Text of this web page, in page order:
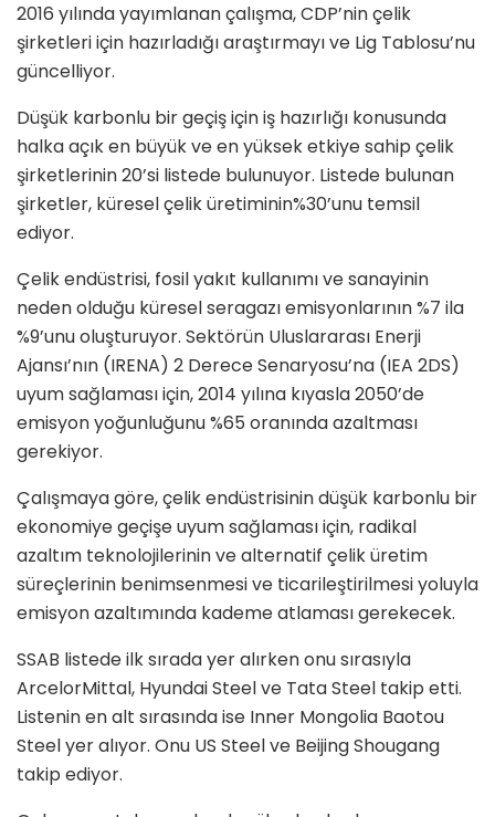
2016 yılında yayımlanan çalışma, CDP’nin çelik
şirketleri için hazırladığı araştırmayı ve Lig Tablosu’nu
güncelliyor.
Düşük karbonlu bir geçiş için iş hazırlığı konusunda
halka açık en büyük ve en yüksek etkiye sahip çelik
şirketlerinin 20’si listede bulunuyor. Listede bulunan
şirketler, küresel çelik üretiminin%30’unu temsil
ediyor.
Çelik endüstrisi, fosil yakıt kullanımı ve sanayinin
neden olduğu küresel seragazı emisyonlarının %7 ila
%9’unu oluşturuyor. Sektörün Uluslararası Enerji
Ajansı’nın (IRENA) 2 Derece Senaryosu’na (IEA 2DS)
uyum sağlaması için, 2014 yılına kıyasla 2050’de
emisyon yoğunluğunu %65 oranında azaltması
gerekiyor.
Çalışmaya göre, çelik endüstrisinin düşük karbonlu bir
ekonomiye geçişe uyum sağlaması için, radikal
azaltım teknolojilerinin ve alternatif çelik üretim
süreçlerinin benimsenmesi ve ticarileştirilmesi yoluyla
emisyon azaltımında kademe atlaması gerekecek.
SSAB listede ilk sırada yer alırken onu sırasıyla
ArcelorMittal, Hyundai Steel ve Tata Steel takip etti.
Listenin en alt sırasında ise Inner Mongolia Baotou
Steel yer alıyor. Onu US Steel ve Beijing Shougang
takip ediyor.